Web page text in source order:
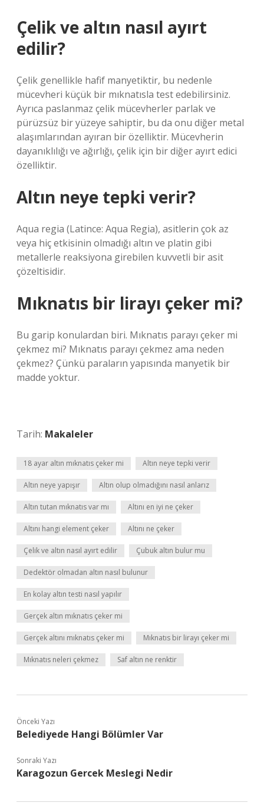
Çelik ve altın nasıl ayırt
edilir?
Çelik genellikle hafif manyetiktir, bu nedenle
mücevheri küçük bir mıknatısla test edebilirsiniz.
Ayrıca paslanmaz çelik mücevherler parlak ve
pürüzsüz bir yüzeye sahiptir, bu da onu diğer metal
alaşımlarından ayıran bir özelliktir. Mücevherin
dayanıklılığı ve ağırlığı, çelik için bir diğer ayırt edici
özelliktir.
Altın neye tepki verir?
Aqua regia (Latince: Aqua Regia), asitlerin çok az
veya hiç etkisinin olmadığı altın ve platin gibi
metallerle reaksiyona girebilen kuvvetli bir asit
çözeltisidir.
Mıknatıs bir lirayı çeker mi?
Bu garip konulardan biri. Mıknatıs parayı çeker mi
çekmez mi? Mıknatıs parayı çekmez ama neden
çekmez? Çünkü paraların yapısında manyetik bir
madde yoktur.
Tarih: Makaleler
18 ayar altın mıknatıs çeker mi Altın neye tepki verir
Altın neye yapışır Altın olup olmadığını nasıl anlarız
Altın tutan mıknatıs var mı Altını en iyi ne çeker
Altını hangi element çeker Altını ne çeker
Çelik ve altın nasıl ayırt edilir Çubuk altın bulur mu
Dedektör olmadan altın nasıl bulunur
En kolay altın testi nasıl yapılır
Gerçek altın mıknatıs çeker mi
Gerçek altını mıknatıs çeker mi Mıknatıs bir lirayı çeker mi
Mıknatıs neleri çekmez Saf altın ne renktir
Önceki Yazı
Belediyede Hangi Bölümler Var
Sonraki Yazı
Karagozun Gercek Meslegi Nedir